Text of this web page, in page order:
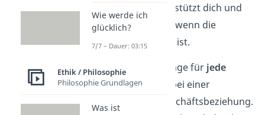
tut. Diese Person unterstützt dich und
ist ehrlich zu dir, sogar wenn die
Wahrheit unangenehm ist.
Es ist damit die Grundlage für jede
Beziehung— egal, ob bei einer
Partnerschaft oder Geschäftsbeziehung.
Wie werde ich
glücklich?
7/7 – Dauer: 03:15
Ethik / Philosophie
Philosophie Grundlagen
Was ist